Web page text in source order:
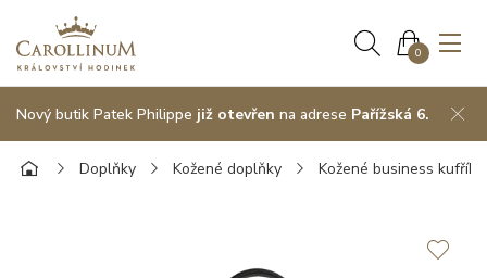
0
Nový butik Patek Philippe již otevřen na adrese Pařížská 6.
Doplňky Kožené doplňky Kožené business kufříky